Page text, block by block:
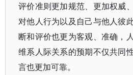
评价准则更加规范、更加权威
对他人行为以及自己与他人彼
断和评价也更为客观、准确，
维系人际关系的预期不仅共同
言也更加可靠。